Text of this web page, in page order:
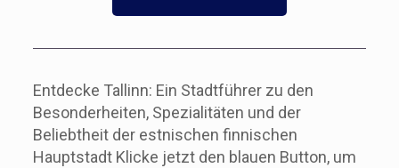
Entdecke Tallinn: Ein Stadtführer zu den
Besonderheiten, Spezialitäten und der
Beliebtheit der estnischen finnischen
Hauptstadt Klicke jetzt den blauen Button, um